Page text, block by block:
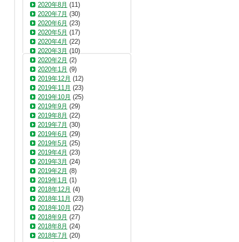
2020年8月 (11)
2020年7月 (30)
2020年6月 (23)
2020年5月 (17)
2020年4月 (22)
2020年3月 (10)
2020年2月 (2)
2020年1月 (9)
2019年12月 (12)
2019年11月 (23)
2019年10月 (25)
2019年9月 (29)
2019年8月 (22)
2019年7月 (30)
2019年6月 (29)
2019年5月 (25)
2019年4月 (23)
2019年3月 (24)
2019年2月 (8)
2019年1月 (1)
2018年12月 (4)
2018年11月 (23)
2018年10月 (22)
2018年9月 (27)
2018年8月 (24)
2018年7月 (20)